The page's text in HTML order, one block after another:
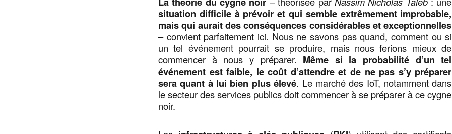
situation difficile à prévoir et qui semble extrêmement improbable,
mais qui aurait des conséquences considérables et exceptionnelles
– convient parfaitement ici. Nous ne savons pas quand, comment ou si
un tel événement pourrait se produire, mais nous ferions mieux de
commencer à nous y préparer. Même si la probabilité d’un tel
événement est faible, le coût d’attendre et de ne pas s’y préparer
sera quant à lui bien plus élevé. Le marché des IoT, notamment dans
le secteur des services publics doit commencer à se préparer à ce cygne
noir.